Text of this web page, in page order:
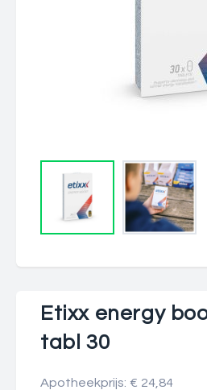
Etixx energy
tabl 30
Apotheekprijs: € 24,84